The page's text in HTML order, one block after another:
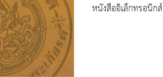
หนังสืออิเล็กทรอนิกส์